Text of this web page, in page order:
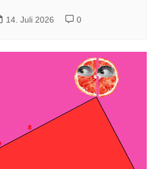
14. Juli 2026 0